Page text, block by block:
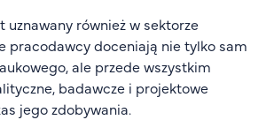
uznawany również w sektorze
pracodawcy doceniają nie tylko sam
ale przede wszystkim
badawcze i projektowe
jego zdobywania.